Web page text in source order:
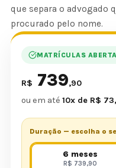
que separa o advogado
procurado pelo nome.
MATRÍCULAS
R$ 739,90
ou em até 10x de R$
Duração — escolha o
6 meses
R$ 739,90